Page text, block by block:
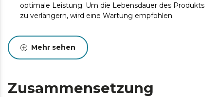
optimale Leistung. Um die Lebensdauer des Produkts
zu verlängern, wird eine Wartung empfohlen.
Mehr sehen
Zusammensetzung